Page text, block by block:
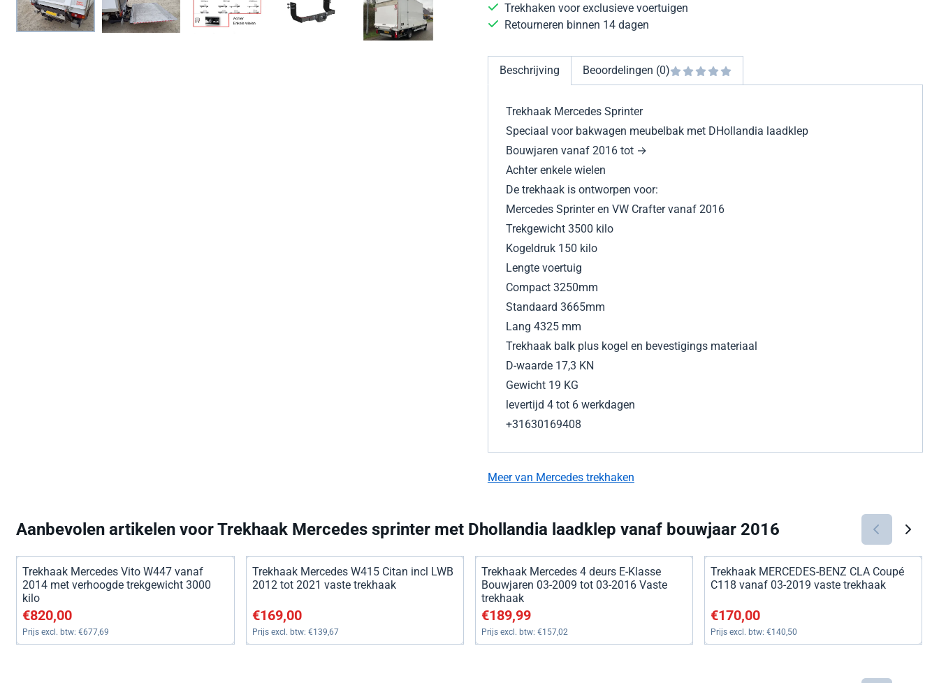
Trekhaken voor exclusieve voertuigen
Retourneren binnen 14 dagen
Beschrijving Beoordelingen (0)
Trekhaak Mercedes Sprinter
Speciaal voor bakwagen meubelbak met DHollandia laadklep
Bouwjaren vanaf 2016 tot →
Achter enkele wielen
De trekhaak is ontworpen voor:
Mercedes Sprinter en VW Crafter vanaf 2016
Trekgewicht 3500 kilo
Kogeldruk 150 kilo
Lengte voertuig
Compact 3250mm
Standaard 3665mm
Lang 4325 mm
Trekhaak balk plus kogel en bevestigings materiaal
D-waarde 17,3 KN
Gewicht 19 KG
levertijd 4 tot 6 werkdagen
+31630169408
Meer van Mercedes trekhaken
Aanbevolen artikelen voorTrekhaak Mercedes sprinter met Dhollandia laadklep vanaf bouwjaar 2016
Trekhaak Mercedes Vito W447 vanaf
2014 met verhoogde trekgewicht 3000
kilo
Prijs: 820,00, exclusief btw: 677,69
€820,00
Prijs excl. btw: €677,69
Trekhaak Mercedes W415 Citan incl LWB
2012 tot 2021 vaste trekhaak
Prijs: 169,00, exclusief btw: 139,67
€169,00
Prijs excl. btw: €139,67
Trekhaak Mercedes 4 deurs E-Klasse
Bouwjaren 03-2009 tot 03-2016 Vaste
trekhaak
Prijs: 189,99, exclusief btw: 157,02
€189,99
Prijs excl. btw: €157,02
Trekhaak MERCEDES-BENZ CLA Coupé
C118 vanaf 03-2019 vaste trekhaak
Prijs: 170,00, exclusief btw: 140,50
€170,00
Prijs excl. btw: €140,50